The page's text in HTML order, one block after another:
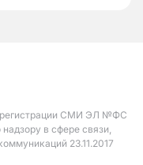
СМИ ЭЛ №ФС
в сфере связи,
23.11.2017